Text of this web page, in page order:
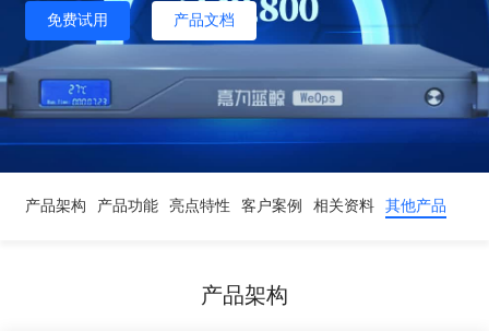
免费试用 产品文档
产品架构 产品功能 亮点特性 客户案例 相关资料 其他产品
产品架构